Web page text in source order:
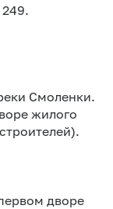
Смоленки.
жилого
дворе